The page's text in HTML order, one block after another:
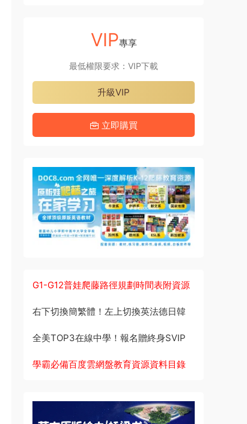
VIP專享
最低權限要求：VIP下載
升級VIP
立即購買
G1-G12普娃爬藤路徑規劃時間表附資源
右下切換簡繁體！左上切換英法德日韓
全美TOP3在線中學！報名贈終身SVIP
學霸必備百度雲網盤教育資源資料目錄